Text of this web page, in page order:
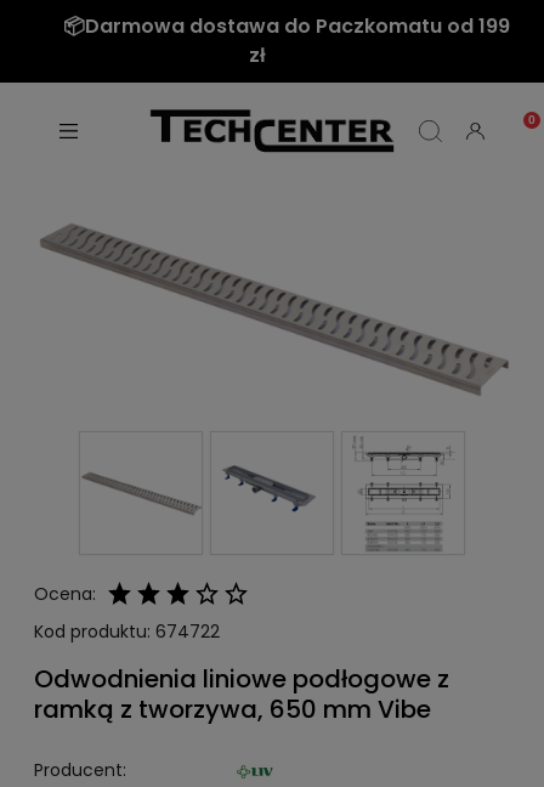
📦Darmowa dostawa do Paczkomatu od 199
zł
Ocena:
Kod produktu: 674722
Odwodnienia liniowe podłogowe z
ramką z tworzywa, 650 mm Vibe
Producent: